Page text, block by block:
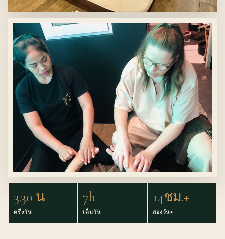
3.30 น
ครึ่งวัน
7h
เต็มวัน
14ชม.+
สองวัน+